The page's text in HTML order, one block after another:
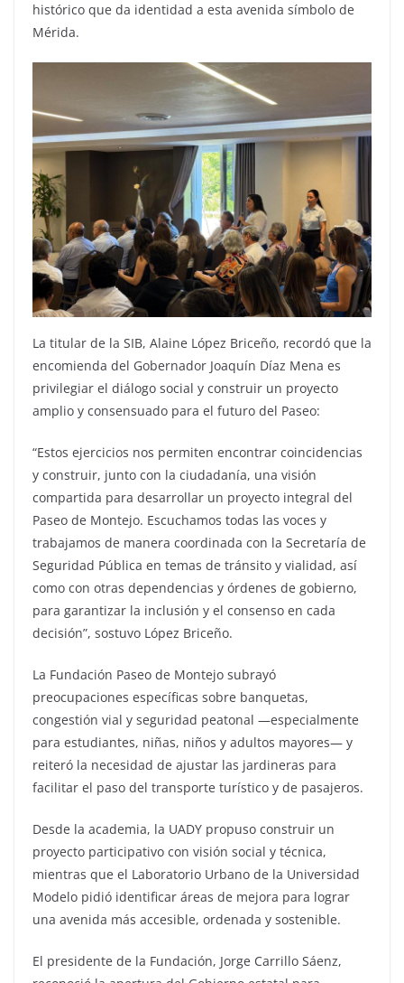
histórico que da identidad a esta avenida símbolo de
Mérida.
La titular de la SIB, Alaine López Briceño, recordó que la
encomienda del Gobernador Joaquín Díaz Mena es
privilegiar el diálogo social y construir un proyecto
amplio y consensuado para el futuro del Paseo:
“Estos ejercicios nos permiten encontrar coincidencias
y construir, junto con la ciudadanía, una visión
compartida para desarrollar un proyecto integral del
Paseo de Montejo. Escuchamos todas las voces y
trabajamos de manera coordinada con la Secretaría de
Seguridad Pública en temas de tránsito y vialidad, así
como con otras dependencias y órdenes de gobierno,
para garantizar la inclusión y el consenso en cada
decisión”, sostuvo López Briceño.
La Fundación Paseo de Montejo subrayó
preocupaciones específicas sobre banquetas,
congestión vial y seguridad peatonal —especialmente
para estudiantes, niñas, niños y adultos mayores— y
reiteró la necesidad de ajustar las jardineras para
facilitar el paso del transporte turístico y de pasajeros.
Desde la academia, la UADY propuso construir un
proyecto participativo con visión social y técnica,
mientras que el Laboratorio Urbano de la Universidad
Modelo pidió identificar áreas de mejora para lograr
una avenida más accesible, ordenada y sostenible.
El presidente de la Fundación, Jorge Carrillo Sáenz,